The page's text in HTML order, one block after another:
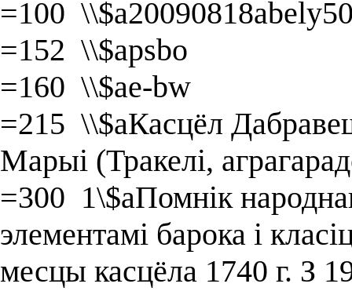
=100
=152 \\$apsbo
=160 \\$ae-bw
=215 \\$aКасцёл
Марыі (Тракелі,
=300 1\$aПомнік
элементамі барока і
месцы касцёла 1740 г. З